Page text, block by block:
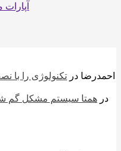
آپارات
احمدرضا در تکنولوژی را با
در همتا سیستم مشکل گم